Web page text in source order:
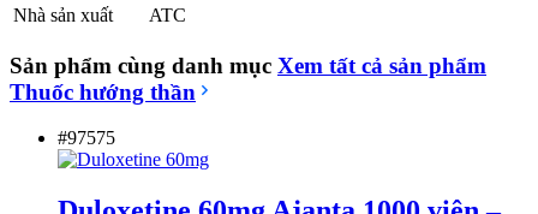
Nhà sản xuất
ATC
Sản phẩm cùng danh mục Xem tất cả sản phẩm
Thuốc hướng thần
#97575